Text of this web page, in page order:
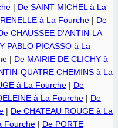
| De SAINT-MICHEL à La
à La Fourche | De
CHAUSSEE D'ANTIN-LA
PABLO PICASSO à La
| De MAIRIE DE CLICHY à
QUATRE CHEMINS à La
à La Fourche | De
à La Fourche | De
| De CHATEAU ROUGE à La
Fourche | De PORTE